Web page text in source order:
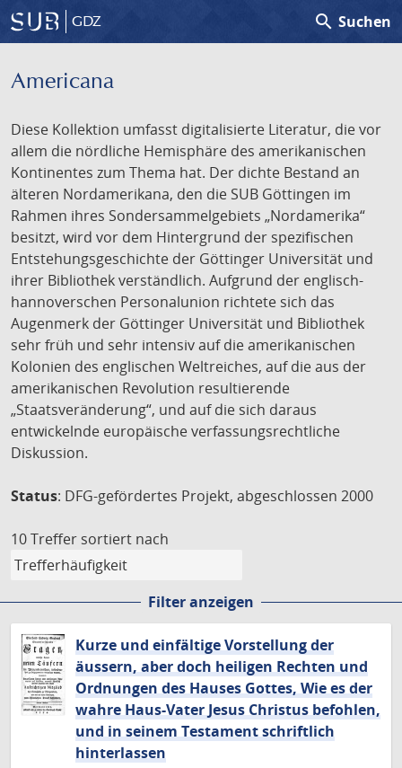
GDZ search Suchen
Americana
Diese Kollektion umfasst digitalisierte Literatur, die vor
allem die nördliche Hemisphäre des amerikanischen
Kontinentes zum Thema hat. Der dichte Bestand an
älteren Nordamerikana, den die SUB Göttingen im
Rahmen ihres Sondersammelgebiets „Nordamerika“
besitzt, wird vor dem Hintergrund der spezifischen
Entstehungsgeschichte der Göttinger Universität und
ihrer Bibliothek verständlich. Aufgrund der englisch-
hannoverschen Personalunion richtete sich das
Augenmerk der Göttinger Universität und Bibliothek
sehr früh und sehr intensiv auf die amerikanischen
Kolonien des englischen Weltreiches, auf die aus der
amerikanischen Revolution resultierende
„Staatsveränderung“, und auf die sich daraus
entwickelnde europäische verfassungsrechtliche
Diskussion.
Status: DFG-gefördertes Projekt, abgeschlossen 2000
10 Treffer sortiert nach
Filter anzeigen
Kurze und einfältige Vorstellung der
äussern, aber doch heiligen Rechten und
Ordnungen des Hauses Gottes, Wie es der
wahre Haus-Vater Jesus Christus befohlen,
und in seinem Testament schriftlich
hinterlassen